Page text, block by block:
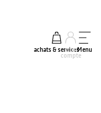
achats & services
mon
compte
Menu